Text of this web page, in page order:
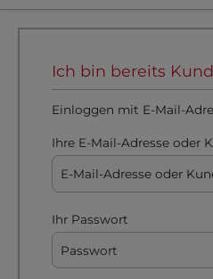
Ich bin bereits
Einloggen mit E-Mail-
Ihre E-Mail-Adresse oder
Ihr Passwort